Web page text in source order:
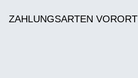
ZAHLUNGSARTEN VORORT